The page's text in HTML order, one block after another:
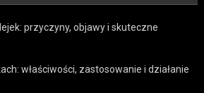
przyczyny, objawy i skuteczne
właściwości, zastosowanie i działanie